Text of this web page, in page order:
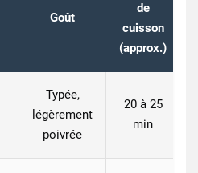
Goût
de
cuisson
(approx.)
Typée,
légèrement
poivrée
20 à 25
min